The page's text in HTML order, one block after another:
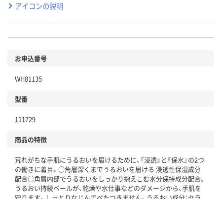
アイコンの説明
お申込番号
WH81135
型番
111729
商品の特徴
荒れがちな手肌にうるおいを届けるために、『浸透』と『保水』の2つ
の働きに着目。○角層深くまでうるおいを届ける 浸透性保湿成分
配合○角層内部でうるおいをしっかり抱えこむ水分保持成分配合。
うるおい持続ベールが、乾燥や水仕事などのダメージから、手肌を